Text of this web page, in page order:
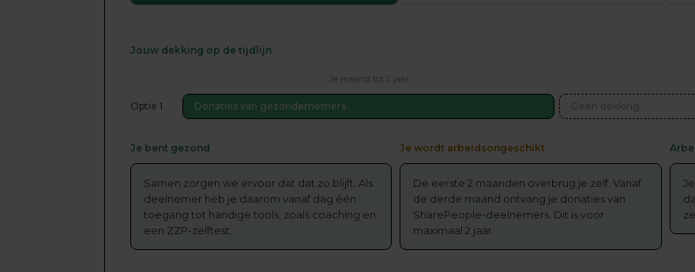
Jouw dekking op de tijdlijn
3e maand tot 2 jaar
Optie 1 Donaties van gezondernemers
Je bent gezond
Samen zorgen we ervoor dat dat zo blijft. Als
deelnemer heb je daarom vanaf dag één
toegang tot handige tools, zoals coaching en
een ZZP-zelftest.
Je wordt arbeidsongeschikt
De eerste 2 maanden overbrug je zelf. Vanaf
de derde maand ontvang je donaties van
SharePeople-deelnemers. Dit is voor
maximaal 2 jaar.